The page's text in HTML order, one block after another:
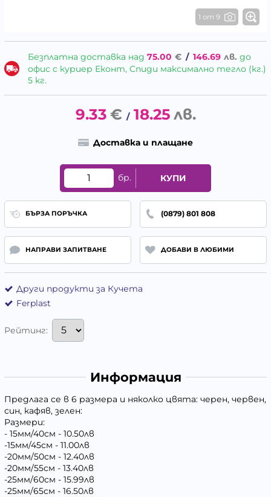
1 от 9
Безплатна доставка над 75.00 € / 146.69 лв. до
офис с куриер Еконт, Спиди максимално тегло (кг.)
5 кг.
9.33 € / 18.25 лв.
Доставка и плащане
бр. КУПИ
БЪРЗА ПОРЪЧКА (0879) 801 808
НАПРАВИ ЗАПИТВАНЕ ДОБАВИ В ЛЮБИМИ
Други продукти за Кучета
Ferplast
Рейтинг:
Информация
Предлага се в 6 размера и няколко цвята: черен, червен,
син, кафяв, зелен:
Размери:
- 15мм/40см - 10.50лв
-15мм/45см - 11.00лв
-20мм/50см - 12.40лв
-20мм/55см - 13.40лв
-25мм/60см - 15.99лв
-25мм/65см - 16.50лв